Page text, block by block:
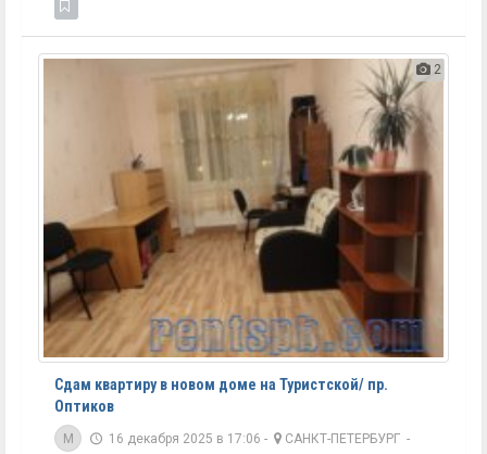
2
Сдам квартиру в новом доме на Туристской/ пр.
Оптиков
M 16 декабря 2025 в 17:06 - САНКТ-ПЕТЕРБУРГ -